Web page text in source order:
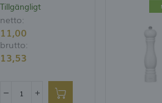
Tillgängligt
netto:
11,00
brutto:
13,53